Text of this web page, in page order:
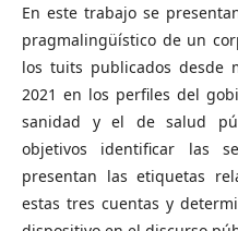
En este trabajo se
pragmalingüístico de un
los tuits publicados desde
2021 en los perfiles del
sanidad y el de salud
objetivos identificar las
presentan las etiquetas
estas tres cuentas y